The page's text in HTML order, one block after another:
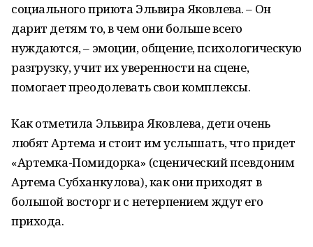
социального приюта Эльвира Яковлева. – Он
дарит детям то, в чем они больше всего
нуждаются, – эмоции, общение, психологическую
разгрузку, учит их уверенности на сцене,
помогает преодолевать свои комплексы.
Как отметила Эльвира Яковлева, дети очень
любят Артема и стоит им услышать, что придет
«Артемка-Помидорка» (сценический псевдоним
Артема Субханкулова), как они приходят в
большой восторг и с нетерпением ждут его
прихода.